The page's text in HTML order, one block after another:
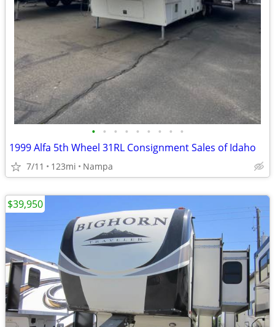
• • • • • • • • •
1999 Alfa 5th Wheel 31RL Consignment Sales of Idaho
7/11 123mi Nampa
$39,950